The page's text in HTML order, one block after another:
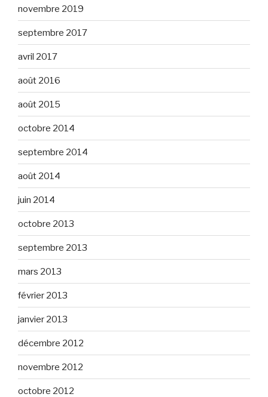
novembre 2019
septembre 2017
avril 2017
août 2016
août 2015
octobre 2014
septembre 2014
août 2014
juin 2014
octobre 2013
septembre 2013
mars 2013
février 2013
janvier 2013
décembre 2012
novembre 2012
octobre 2012